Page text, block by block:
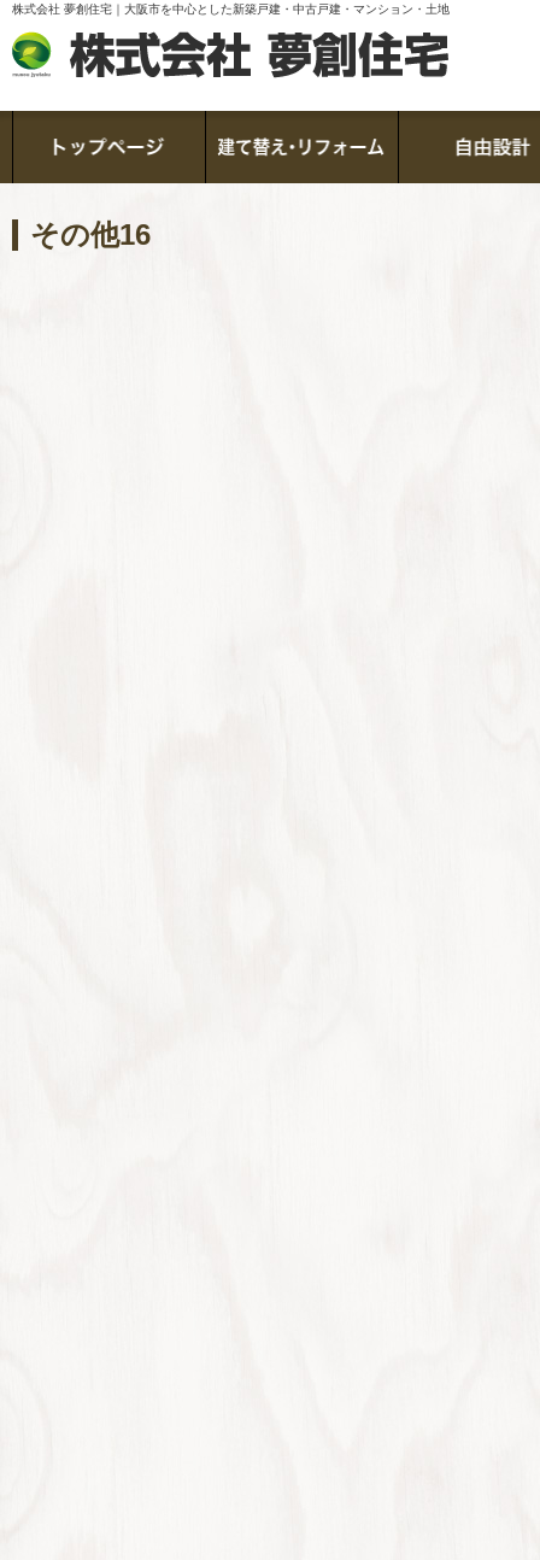
株式会社 夢創住宅｜大阪市を中心とした新築戸建・中古戸建・マンション・土地
その他16